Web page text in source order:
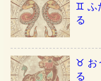
♊️ ふ
る
♉️ お
る